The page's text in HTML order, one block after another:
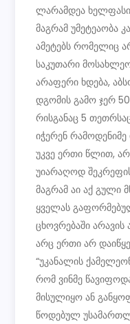
ლარამდეა ხელფასი,
მაგრამ უმეტეაობა
ამეტებს რომელიც
საკუთარი
არაფერი ხდება,
დგომის გამო ჯერ
რისგანაც 5
იჭერენ
უკვე ერთი წლით,
უიარაღოდ
მაგრამ აი აქ გული
ყველას
ცხოვრებაში არავის
არც ერთი არ
“უკანალის
რომ ვინმე
მისულიყო ან
წოდებულ